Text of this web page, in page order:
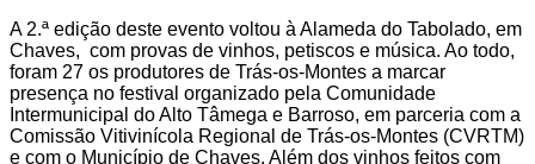
A 2.ª edição deste evento voltou à Alameda do Tabolado, em
Chaves, com provas de vinhos, petiscos e música. Ao todo,
foram 27 os produtores de Trás-os-Montes a marcar
presença no festival organizado pela Comunidade
Intermunicipal do Alto Tâmega e Barroso, em parceria com a
Comissão Vitivinícola Regional de Trás-os-Montes (CVRTM)
e com o Município de Chaves. Além dos vinhos feitos com